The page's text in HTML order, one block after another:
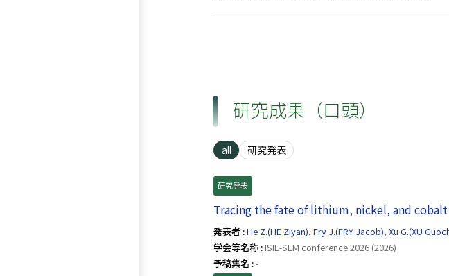
研究成果（口頭）
all 研究発表
研究発表
Tracing the fate of lithium, nickel, and
発表者 :He Z.(HE Ziyan), Fry J.(FRY Jacob), Xu G.(XU
学会等名称 : ISIE-SEM conference 2026 (2026)
予稿集名 :-